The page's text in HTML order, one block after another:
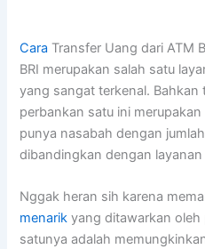
Cara Transfer Uang dari ATM
BRI merupakan salah satu
yang sangat terkenal. Bahkan
perbankan satu ini
punya nasabah dengan
dibandingkan dengan
Nggak heran sih karena
menarik yang ditawarkan oleh
satunya adalah